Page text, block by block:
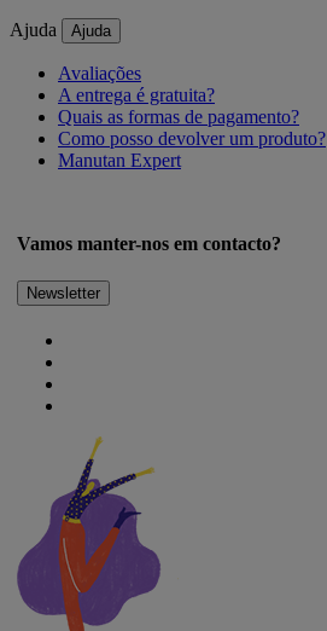
Ajuda Ajuda
Avaliações
A entrega é gratuita?
Quais as formas de pagamento?
Como posso devolver um produto?
Manutan Expert
Vamos manter-nos em contacto?
Newsletter